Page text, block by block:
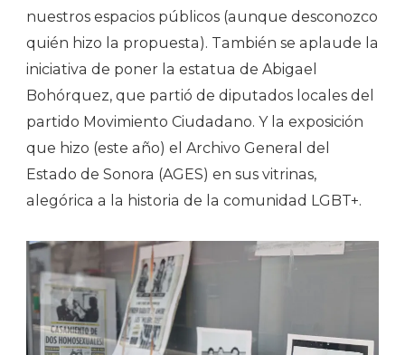
nuestros espacios públicos (aunque desconozco
quién hizo la propuesta). También se aplaude la
iniciativa de poner la estatua de Abigael
Bohórquez, que partió de diputados locales del
partido Movimiento Ciudadano. Y la exposición
que hizo (este año) el Archivo General del
Estado de Sonora (AGES) en sus vitrinas,
alegórica a la historia de la comunidad LGBT+.